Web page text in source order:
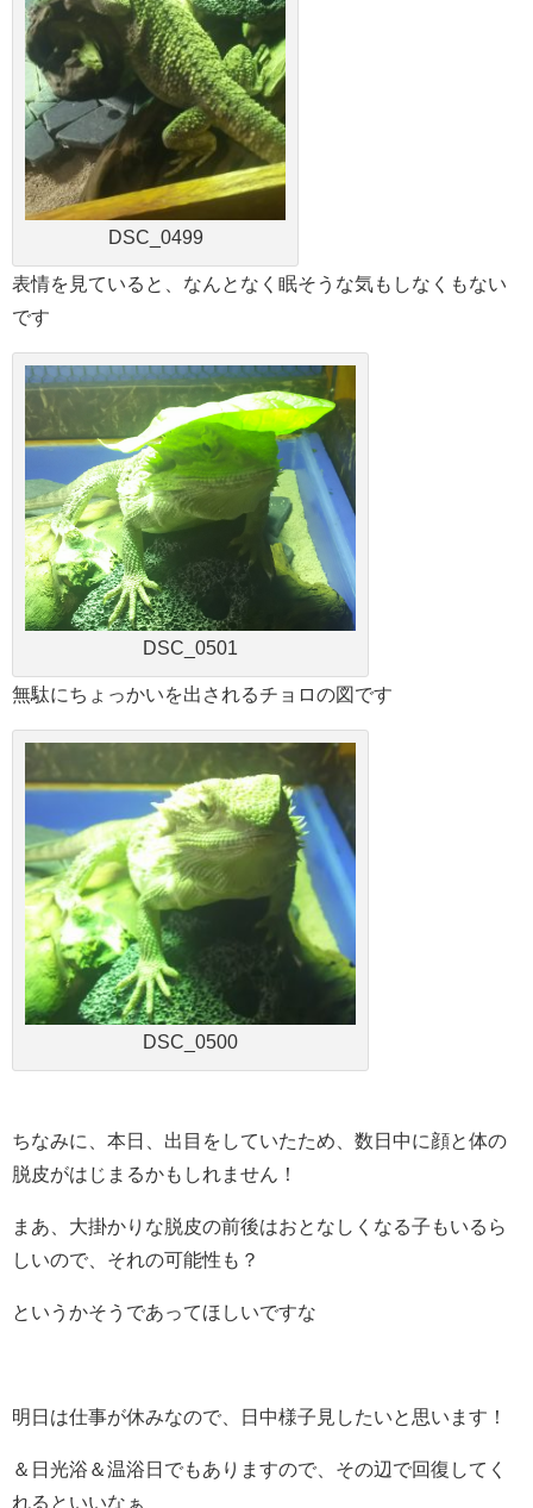
DSC_0499
表情を見ていると、なんとなく眠そうな気もしなくもない
です
DSC_0501
無駄にちょっかいを出されるチョロの図です
DSC_0500
ちなみに、本日、出目をしていたため、数日中に顔と体の
脱皮がはじまるかもしれません！
まあ、大掛かりな脱皮の前後はおとなしくなる子もいるら
しいので、それの可能性も？
というかそうであってほしいですな
明日は仕事が休みなので、日中様子見したいと思います！
＆日光浴＆温浴日でもありますので、その辺で回復してく
れるといいなぁ